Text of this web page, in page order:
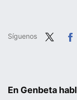
Síguenos
En Genbeta